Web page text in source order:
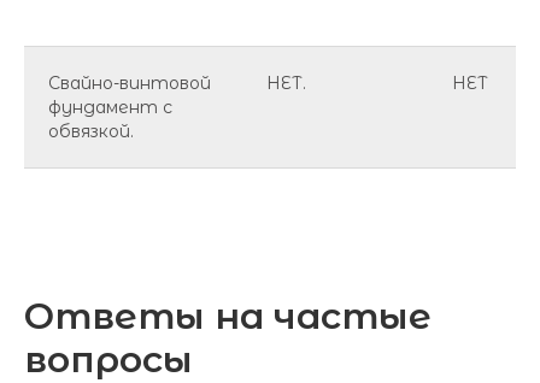
Свайно-винтовой
фундамент с
обвязкой.
НЕТ. НЕТ
Ответы на частые
вопросы
Нужна
с вами в ближайшее время